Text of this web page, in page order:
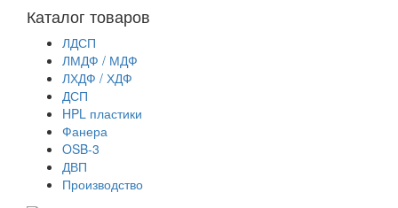
Каталог товаров
ЛДСП
ЛМДФ / МДФ
ЛХДФ / ХДФ
ДСП
HPL пластики
Фанера
OSB-3
ДВП
Производство